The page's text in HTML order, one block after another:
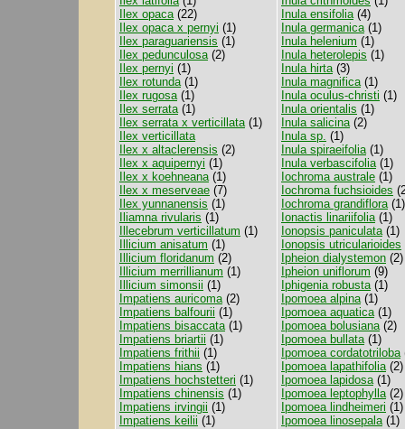
Ilex opaca(22)
Ilex opaca x pernyi (1)
Ilex paraguariensis (1)
Ilex pedunculosa(2)
Ilex pernyi (1)
Ilex rotunda(1)
Ilex rugosa(1)
Ilex serrata(1)
Ilex serrata x verticillata(1)
Ilex verticillata
Ilex x altaclerensis (2)
Ilex x aquipernyi (1)
Ilex x koehneana(1)
Ilex x meserveae (7)
Ilex yunnanensis (1)
Iliamna rivularis (1)
Illecebrum verticillatum (1)
Illicium anisatum (1)
Illicium floridanum (2)
Illicium merrillianum (1)
Illicium simonsii (1)
Impatiens auricoma(2)
Impatiens balfourii (1)
Impatiens bisaccata(1)
Impatiens briartii (1)
Impatiens frithii (1)
Impatiens hians (1)
Impatiens hochstetteri (1)
Impatiens chinensis (1)
Impatiens irvingii (1)
Impatiens keilii (1)
Inula ensifolia(4)
Inula germanica(1)
Inula helenium (1)
Inula heterolepis (1)
Inula hirta(3)
Inula magnifica(1)
Inula oculus-christi (1)
Inula orientalis (1)
Inula salicina(2)
Inula sp. (1)
Inula spiraeifolia(1)
Inula verbascifolia(1)
Iochroma australe (1)
Iochroma fuchsioides
Iochroma grandiflora(1)
Ionactis linariifolia(1)
Ionopsis paniculata(1)
Ionopsis utricularioides
Ipheion dialystemon (2)
Ipheion uniflorum (9)
Iphigenia robusta(1)
Ipomoea alpina(1)
Ipomoea aquatica(1)
Ipomoea bolusiana(2)
Ipomoea bullata(1)
Ipomoea cordatotriloba
Ipomoea lapathifolia(2)
Ipomoea lapidosa(1)
Ipomoea leptophylla(2)
Ipomoea lindheimeri (1)
Ipomoea linosepala(1)